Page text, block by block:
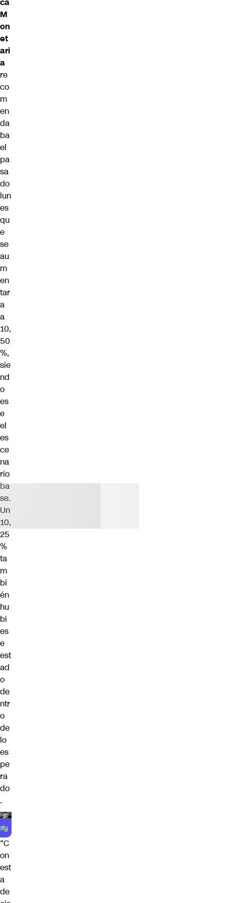
M
on
et
ari
a
re
co
m
en
da
ba
el
pa
sa
do
lun
es
qu
e
se
au
m
en
tar
a
a
10,
50
%,
sie
nd
o
es
e
el
es
ce
na
rio
ba
se.
Un
10,
25
%
ta
m
bi
én
hu
bi
es
e
est
ad
o
de
ntr
o
de
lo
es
pe
ra
do
.
“C
on
est
a
de